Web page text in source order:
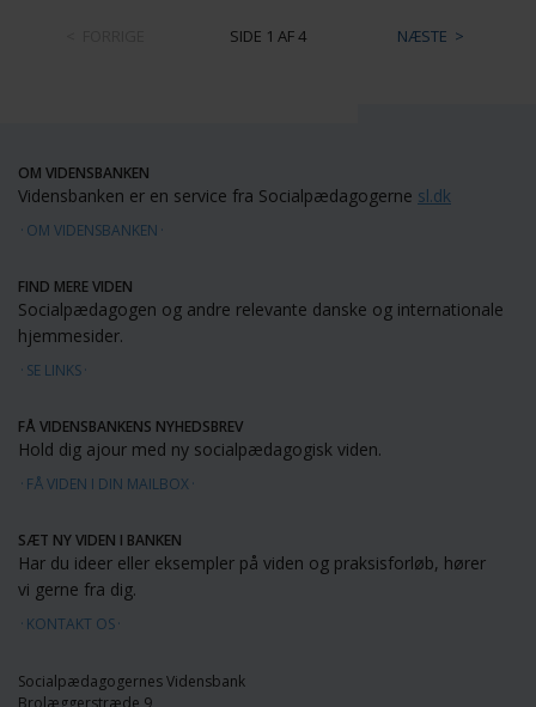
SIDE 1 AF 4 NÆSTE
OM VIDENSBANKEN
Vidensbanken er en service fra Socialpædagogerne sl.dk
OM VIDENSBANKEN
FIND MERE VIDEN
Socialpædagogen og andre relevante danske og internationale
hjemmesider.
SE LINKS
FÅ VIDENSBANKENS NYHEDSBREV
Hold dig ajour med ny socialpædagogisk viden.
FÅ VIDEN I DIN MAILBOX
SÆT NY VIDEN I BANKEN
Har du ideer eller eksempler på viden og praksisforløb, hører
vi gerne fra dig.
KONTAKT OS
Socialpædagogernes Vidensbank
Brolæggerstræde 9